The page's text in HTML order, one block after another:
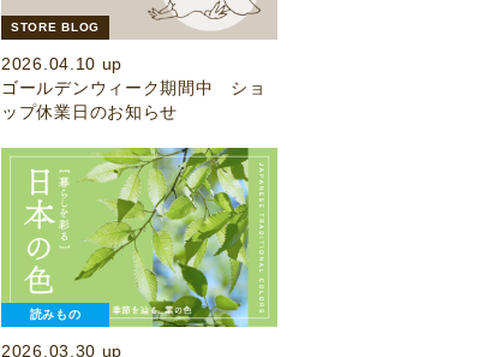
STORE BLOG
2026.04.10 up
ゴールデンウィーク期間中 ショ
ップ休業日のお知らせ
読みもの
2026.03.30 up